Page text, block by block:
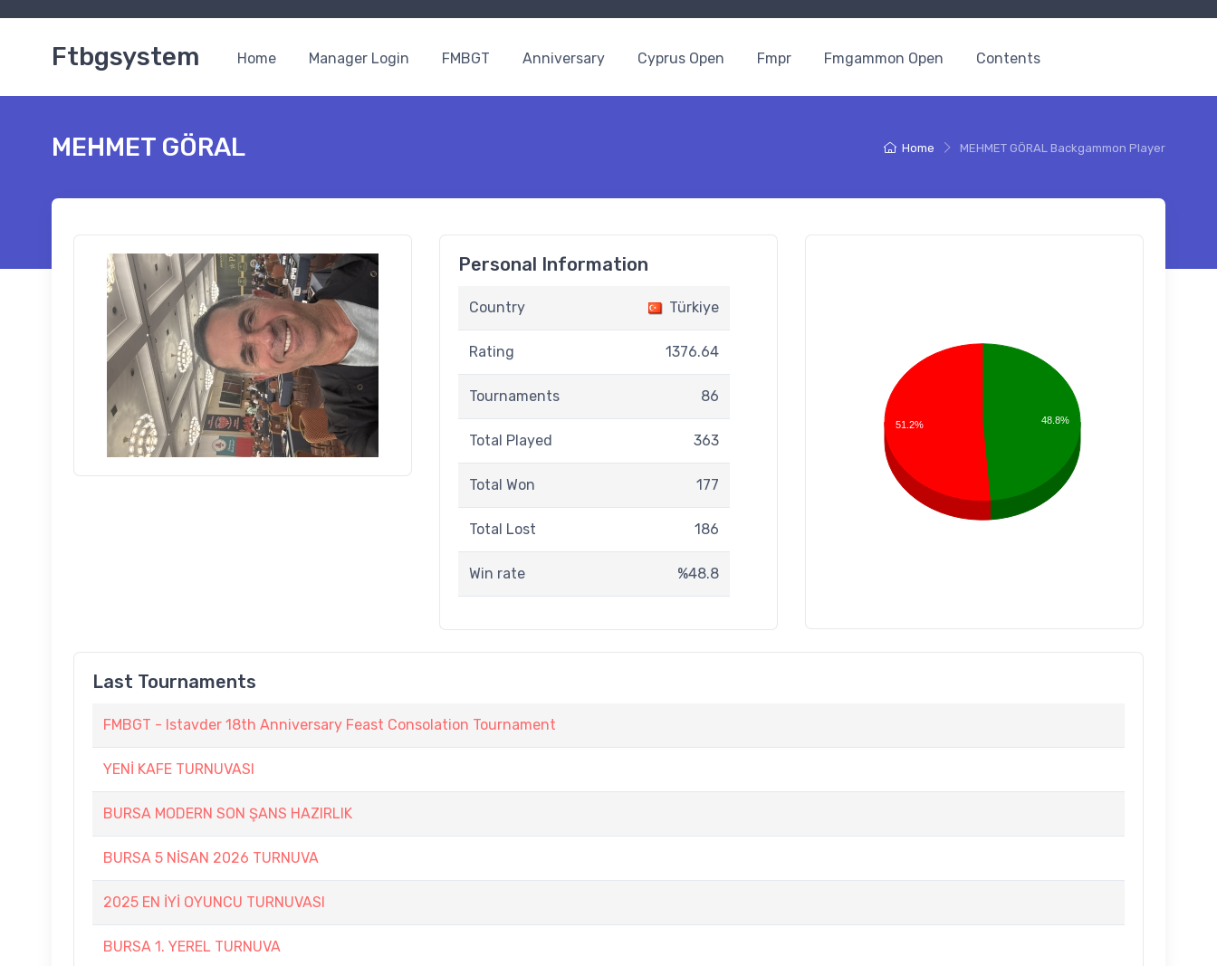
Ftbgsystem Home Manager Login FMBGT Anniversary Cyprus Open Fmpr Fmgammon Open Contents
Home MEHMET GÖRAL Backgammon Player
MEHMET GÖRAL
Personal Information
Country Türkiye
Rating 1376.64
Tournaments 86
Total Played 363
Total Won 177
Total Lost 186
Win rate %48.8
48.8%
51.2%
Last Tournaments
FMBGT - Istavder 18th Anniversary Feast Consolation Tournament
YENİ KAFE TURNUVASI
BURSA MODERN SON ŞANS HAZIRLIK
BURSA 5 NİSAN 2026 TURNUVA
2025 EN İYİ OYUNCU TURNUVASI
BURSA 1. YEREL TURNUVA